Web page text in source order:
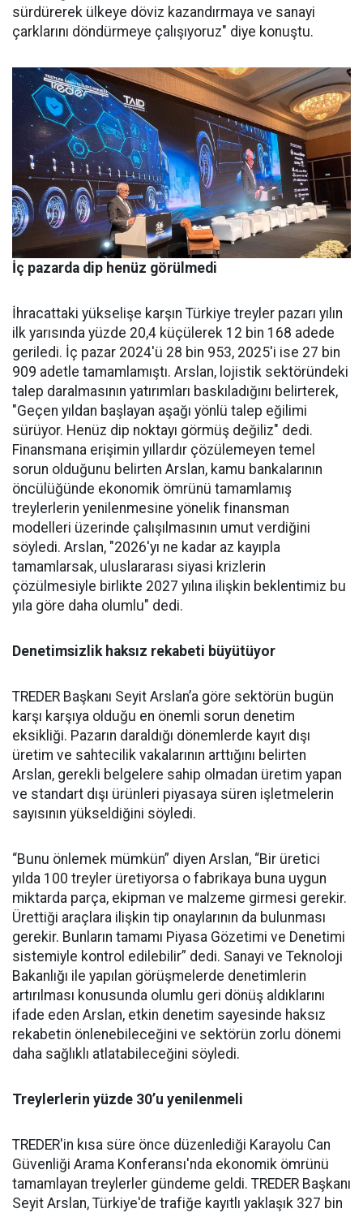
sürdüre­rek ülkeye döviz kazandırmaya ve sanayi
çarklarını döndürmeye ça­lışıyoruz" diye konuştu.
İç pazarda dip henüz görülmedi
İhracattaki yükselişe karşın Türkiye treyler pazarı yılın
ilk yarısında yüzde 20,4 küçülerek 12 bin 168 adede
geriledi. İç pa­zar 2024'ü 28 bin 953, 2025'i ise 27 bin
909 adetle tamamlamış­tı. Arslan, lojistik sektöründeki
talep daralmasının yatırımları baskıladığını belirterek,
"Geçen yıldan başlayan aşağı yönlü talep eğilimi
sürüyor. Henüz dip nok­tayı görmüş değiliz" dedi.
Finans­mana erişimin yıllardır çözüle­meyen temel
sorun olduğunu be­lirten Arslan, kamu bankalarının
öncülüğünde ekonomik ömrü­nü tamamlamış
treylerlerin ye­nilenmesine yönelik finansman
modelleri üzerinde çalışılması­nın umut verdiğini
söyledi. Ars­lan, "2026'yı ne kadar az kayıpla
tamamlarsak, uluslararası siya­si krizlerin
çözülmesiyle birlik­te 2027 yılına ilişkin beklentimiz bu
yıla göre daha olumlu" dedi.
Denetimsizlik haksız rekabeti büyütüyor
TREDER Başkanı Seyit Arslan’a göre sektörün bugün
karşı karşıya olduğu en önemli sorun denetim
eksikliği. Pazarın daraldığı dönemlerde kayıt dışı
üretim ve sahtecilik vakalarının arttığını belirten
Arslan, gerekli belgelere sahip olmadan üretim yapan
ve standart dışı ürünleri piyasaya süren işletmelerin
sayısının yükseldiğini söyledi.
“Bunu önlemek mümkün” diyen Arslan, “Bir üretici
yılda 100 treyler üretiyorsa o fabrikaya buna uygun
miktarda parça, ekipman ve malzeme girmesi gerekir.
Ürettiği araçlara ilişkin tip onaylarının da bulunması
gerekir. Bunların tamamı Piyasa Gözetimi ve Denetimi
sistemiyle kontrol edilebilir” dedi. Sanayi ve Teknoloji
Bakanlığı ile yapılan görüşmelerde denetimlerin
artırılması konusunda olumlu geri dönüş aldıklarını
ifade eden Arslan, etkin denetim sayesinde haksız
rekabetin önlenebileceğini ve sektörün zorlu dönemi
daha sağlıklı atlatabileceğini söyledi.
Treylerlerin yüzde 30’u yenilenmeli
TREDER'in kısa süre önce düzenlediği Karayolu Can
Güvenliği Arama Konferansı'nda ekonomik ömrünü
tamamlayan treylerler gündeme geldi. TREDER Başkanı
Seyit Arslan, Türkiye'de trafiğe kayıtlı yaklaşık 327 bin